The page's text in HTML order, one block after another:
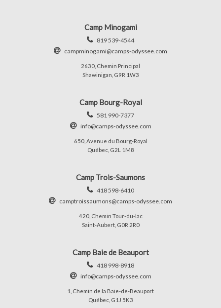
Camp Minogami
819 539-4544
campminogami@camps-odyssee.com
2630, Chemin Principal
Shawinigan, G9R 1W3
Camp Bourg-Royal
581 990-7377
info@camps-odyssee.com
650, Avenue du Bourg-Royal
Québec, G2L 1M8
Camp Trois-Saumons
418 598-6410
camptroissaumons@camps-odyssee.com
420, Chemin Tour-du-lac
Saint-Aubert, G0R 2R0
Camp Baie de Beauport
418 998-8918
info@camps-odyssee.com
1, Chemin de la Baie-de-Beauport
Québec, G1J 5K3